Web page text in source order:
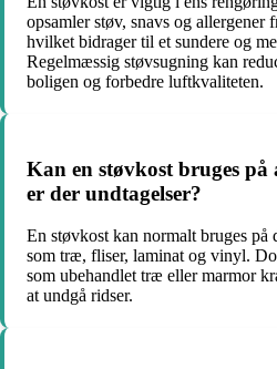
opsamler støv, snavs og allergener
hvilket bidrager til et sundere og
Regelmæssig støvsugning kan
boligen og forbedre luftkvaliteten.
Kan en støvkost bruges på
er der undtagelser?
En støvkost kan normalt bruges på
som træ, fliser, laminat og vinyl.
som ubehandlet træ eller marmor
at undgå ridser.